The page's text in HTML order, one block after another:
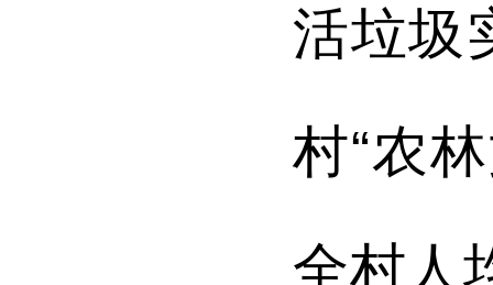
活垃圾
村“农
全村人